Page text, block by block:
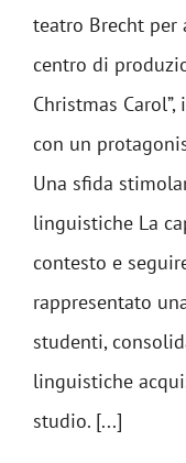
teatro Brecht per
centro di
Christmas
con un
Una sfida
linguistiche La
contesto e
rappresentato
studenti,
linguistiche
studio. [...]